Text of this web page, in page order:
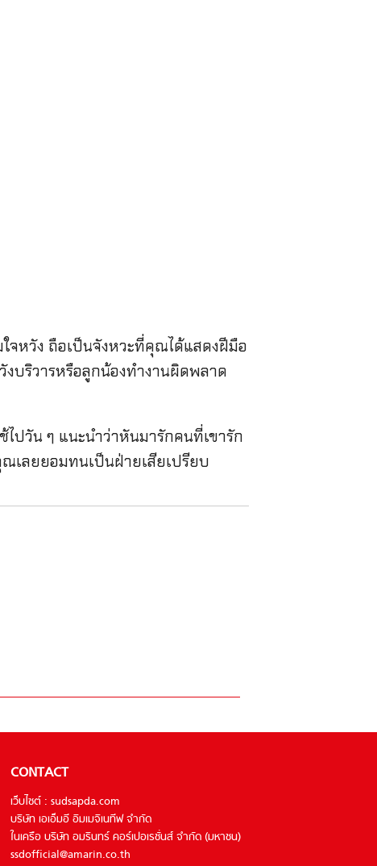
ใจหวัง ถือเป็นจังหวะที่คุณได้แสดงฝีมือ
งบริวารหรือลูกน้องทำงานผิดพลาด
ปวัน ๆ แนะนำว่าหันมารักคนที่เขารัก
ณเลยยอมทนเป็นฝ่ายเสียเปรียบ
CONTACT
เว็บไซต์ : sudsapda.com
บริษัท เอเอ็มอี อิมเมจิเนทีฟ จำกัด
ในเครือ บริษัท อมรินทร์ คอร์เปอเรชั่นส์ จำกัด (มหาชน)
ssdofficial@amarin.co.th